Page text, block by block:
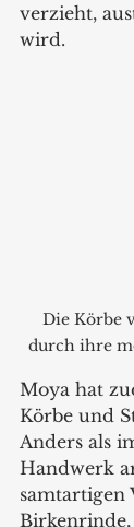
verzieht,
wird.
Die Körbe
durch ihre
Moya hat
Körbe und
Anders als
Handwerk
samtartigen